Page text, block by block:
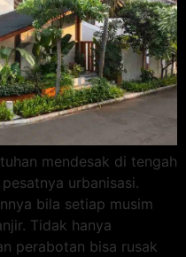
mendesak di tengah
urbanisasi.
bila setiap musim
Tidak hanya
perabotan bisa rusak